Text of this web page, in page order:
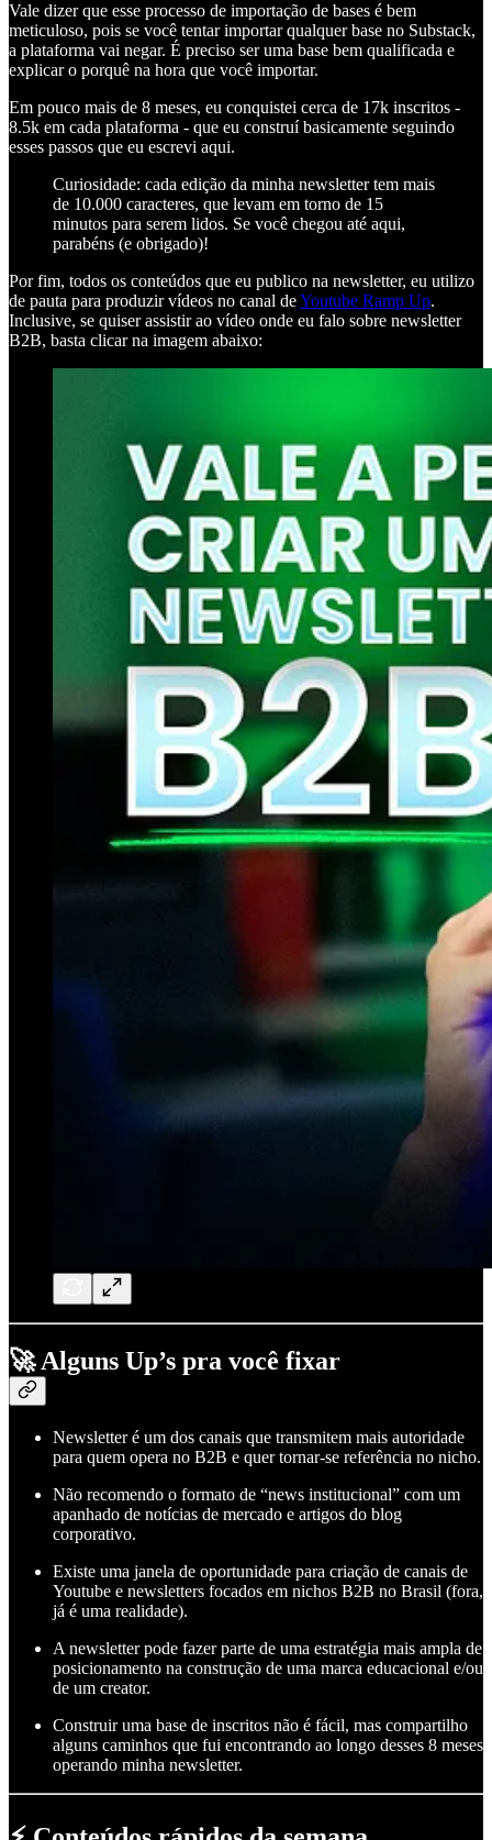
Vale dizer que esse processo de importação de bases é bem
meticuloso, pois se você tentar importar qualquer base no Substack,
a plataforma vai negar. É preciso ser uma base bem qualificada e
explicar o porquê na hora que você importar.
Em pouco mais de 8 meses, eu conquistei cerca de 17k inscritos -
8.5k em cada plataforma - que eu construí basicamente seguindo
esses passos que eu escrevi aqui.
Curiosidade: cada edição da minha newsletter tem mais
de 10.000 caracteres, que levam em torno de 15
minutos para serem lidos. Se você chegou até aqui,
parabéns (e obrigado)!
Por fim, todos os conteúdos que eu publico na newsletter, eu utilizo
de pauta para produzir vídeos no canal deYoutube Ramp Up.
Inclusive, se quiser assistir ao vídeo onde eu falo sobre newsletter
B2B, basta clicar na imagem abaixo:
🚀 Alguns Up’s pra você fixar
Newsletter é um dos canais que transmitem mais autoridade
para quem opera no B2B e quer tornar-se referência no nicho.
Não recomendo o formato de “news institucional” com um
apanhado de notícias de mercado e artigos do blog
corporativo.
Existe uma janela de oportunidade para criação de canais de
Youtube e newsletters focados em nichos B2B no Brasil (fora,
já é uma realidade).
A newsletter pode fazer parte de uma estratégia mais ampla de
posicionamento na construção de uma marca educacional e/ou
de um creator.
Construir uma base de inscritos não é fácil, mas compartilho
alguns caminhos que fui encontrando ao longo desses 8 meses
operando minha newsletter.